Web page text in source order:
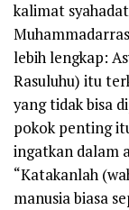
kalimat
lebih lengkap:
Rasuluhu) itu
yang tidak bisa
pokok penting
ingatkan dalam
“Katakanlah
manusia biasa